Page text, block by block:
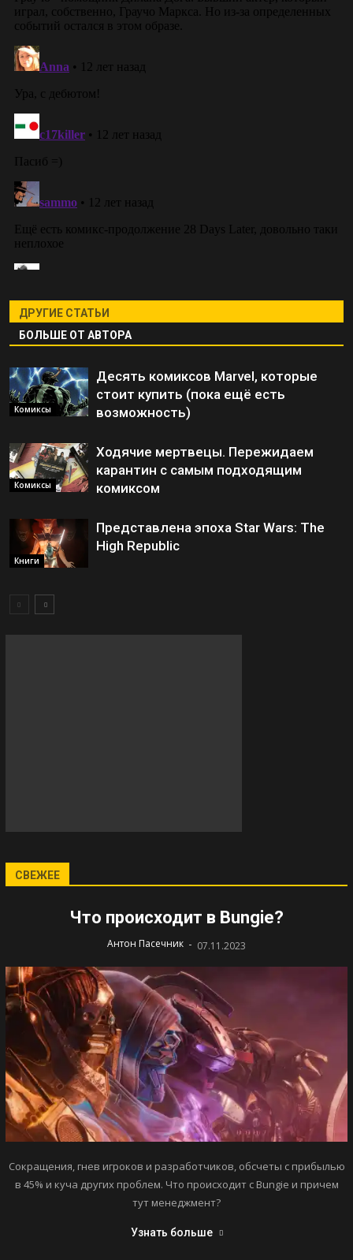
ДРУГИЕ СТАТЬИ
БОЛЬШЕ ОТ АВТОРА
Комиксы
Десять комиксов Marvel, которые
стоит купить (пока ещё есть
возможность)
Комиксы
Ходячие мертвецы. Пережидаем
карантин с самым подходящим
комиксом
Книги
Представлена эпоха Star Wars: The
High Republic
СВЕЖЕЕ
Что происходит в Bungie?
Антон Пасечник - 07.11.2023
Сокращения, гнев игроков и разработчиков, обсчеты с прибылью
в 45% и куча других проблем. Что происходит с Bungie и причем
тут менеджмент?
Узнать больше